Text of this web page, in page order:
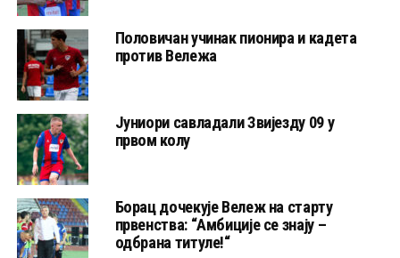
Половичан учинак пионира и кадета
против Вележа
Јуниори савладали Звијезду 09 у
првом колу
Борац дочекује Вележ на старту
првенства: “Амбиције се знају –
одбрана титуле!“